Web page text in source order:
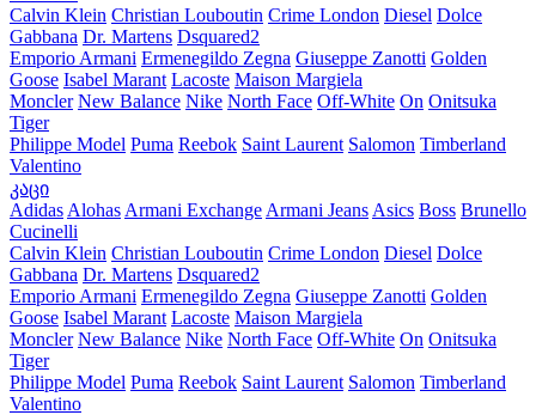
Calvin Klein Christian Louboutin Crime London Diesel Dolce
Gabbana Dr. Martens Dsquared2
Emporio Armani Ermenegildo Zegna Giuseppe Zanotti Golden
Goose Isabel Marant Lacoste Maison Margiela
Moncler New Balance Nike North Face Off-White On Onitsuka
Tiger
Philippe Model Puma Reebok Saint Laurent Salomon Timberland
Valentino
კაცი
Adidas Alohas Armani Exchange Armani Jeans Asics Boss Brunello
Cucinelli
Calvin Klein Christian Louboutin Crime London Diesel Dolce
Gabbana Dr. Martens Dsquared2
Emporio Armani Ermenegildo Zegna Giuseppe Zanotti Golden
Goose Isabel Marant Lacoste Maison Margiela
Moncler New Balance Nike North Face Off-White On Onitsuka
Tiger
Philippe Model Puma Reebok Saint Laurent Salomon Timberland
Valentino